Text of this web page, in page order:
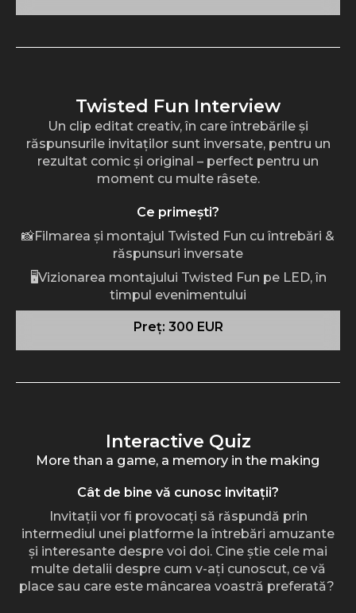
Ce primești?
📸Filmarea și montajul Twisted Fun cu întrebări &
răspunsuri inversate
🖥️Vizionarea montajului Twisted Fun pe LED, în
timpul evenimentului
Preț: 300 EUR
Twisted Fun Interview
Un clip editat creativ, în care întrebările și
răspunsurile invitaților sunt inversate, pentru un
rezultat comic și original – perfect pentru un
moment cu multe râsete.
Interactive Quiz
More than a game, a memory in the making
Cât de bine vă cunosc invitații?
Invitații vor fi provocați să răspundă prin
intermediul unei platforme la întrebări amuzante
și interesante despre voi doi. Cine știe cele mai
multe detalii despre cum v-ați cunoscut, ce vă
place sau care este mâncarea voastră preferată?